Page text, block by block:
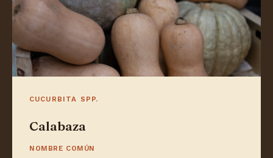
CUCURBITA SPP.
Calabaza
NOMBRE COMÚN